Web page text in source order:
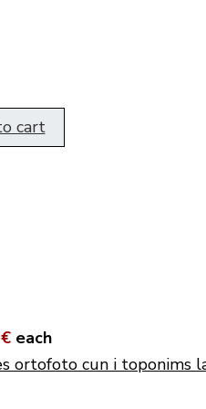
cart
each
ortofoto cun i toponims